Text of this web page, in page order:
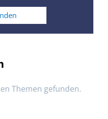
Themen gefunden.